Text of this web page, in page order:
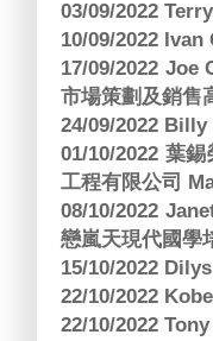
03/09/2022
10/09/2022
17/09/2022
市場策劃及銷售
24/09/2022
01/10/2022 葉
工程有限公司
08/10/2022
戀嵐天現代國學
15/10/2022
22/10/2022
22/10/2022